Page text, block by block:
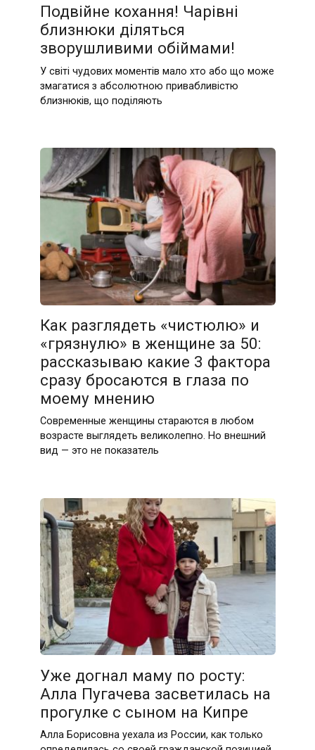
Подвійне кохання! Чарівні
близнюки діляться
зворушливими обіймами!
У світі чудових моментів мало хто або що може
змагатися з абсолютною привабливістю
близнюків, що поділяють
Как разглядеть «чистюлю» и
«грязнулю» в женщине за 50:
рассказываю какие 3 фактора
сразу бросаются в глаза по
моему мнению
Современные женщины стараются в любом
возрасте выглядеть великолепно. Но внешний
вид — это не показатель
Уже догнал маму по росту:
Алла Пугачева засветилась на
прогулке с сыном на Кипре
Алла Борисовна уехала из России, как только